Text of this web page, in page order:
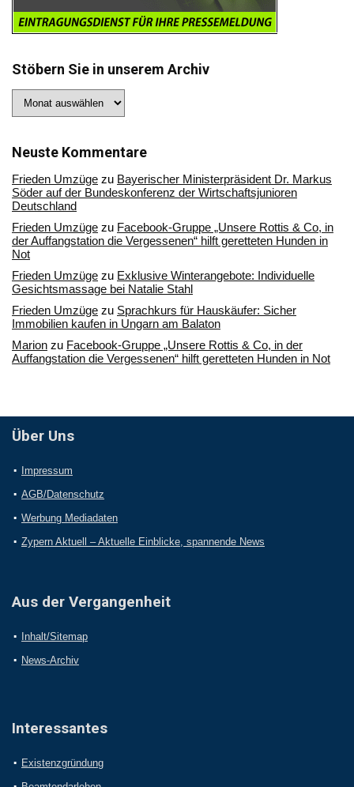
Stöbern Sie in unserem Archiv
Sie
Archiv
Neuste Kommentare
Frieden Umzüge zu Bayerischer Ministerpräsident Dr. Markus
Söder auf der Bundeskonferenz der Wirtschaftsjunioren
Deutschland
Frieden Umzüge zu Facebook-Gruppe „Unsere Rottis & Co, in
der Auffangstation die Vergessenen“ hilft geretteten Hunden in
Not
Frieden Umzüge zu Exklusive Winterangebote: Individuelle
Gesichtsmassage bei Natalie Stahl
Frieden Umzüge zu Sprachkurs für Hauskäufer: Sicher
Immobilien kaufen in Ungarn am Balaton
Marion zu Facebook-Gruppe „Unsere Rottis & Co, in der
Auffangstation die Vergessenen“ hilft geretteten Hunden in Not
Über Uns
Impressum
AGB/Datenschutz
Werbung Mediadaten
Zypern Aktuell – Aktuelle Einblicke, spannende News
Aus der Vergangenheit
Inhalt/Sitemap
News-Archiv
Interessantes
Existenzgründung